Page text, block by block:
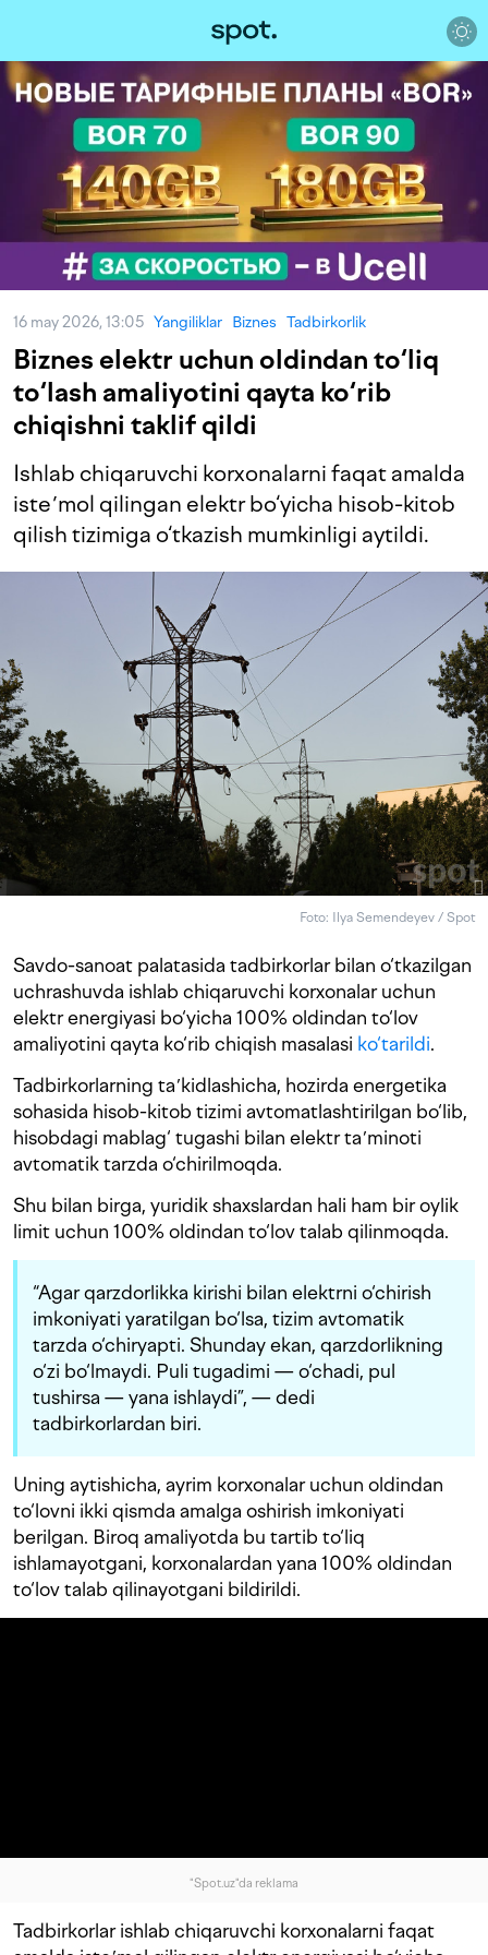
16 may 2026, 13:05 Yangiliklar Biznes Tadbirkorlik
Biznes elektr uchun oldindan to‘liq
to‘lash amaliyotini qayta ko‘rib
chiqishni taklif qildi
Ishlab chiqaruvchi korxonalarni faqat amalda
isteʼmol qilingan elektr bo‘yicha hisob-kitob
qilish tizimiga o‘tkazish mumkinligi aytildi.
Foto: Ilya Semendeyev / Spot
Savdo-sanoat palatasida tadbirkorlar bilan o‘tkazilgan
uchrashuvda ishlab chiqaruvchi korxonalar uchun
elektr energiyasi bo‘yicha 100% oldindan to‘lov
amaliyotini qayta ko‘rib chiqish masalasi ko‘tarildi.
Tadbirkorlarning taʼkidlashicha, hozirda energetika
sohasida hisob-kitob tizimi avtomatlashtirilgan bo‘lib,
hisobdagi mablag‘ tugashi bilan elektr taʼminoti
avtomatik tarzda o‘chirilmoqda.
Shu bilan birga, yuridik shaxslardan hali ham bir oylik
limit uchun 100% oldindan to‘lov talab qilinmoqda.
“Agar qarzdorlikka kirishi bilan elektrni o‘chirish
imkoniyati yaratilgan bo‘lsa, tizim avtomatik
tarzda o‘chiryapti. Shunday ekan, qarzdorlikning
o‘zi bo‘lmaydi. Puli tugadimi — o‘chadi, pul
tushirsa — yana ishlaydi”, — dedi
tadbirkorlardan biri.
Uning aytishicha, ayrim korxonalar uchun oldindan
to‘lovni ikki qismda amalga oshirish imkoniyati
berilgan. Biroq amaliyotda bu tartib to‘liq
ishlamayotgani, korxonalardan yana 100% oldindan
to‘lov talab qilinayotgani bildirildi.
"Spot.uz"da reklama
Tadbirkorlar ishlab chiqaruvchi korxonalarni faqat